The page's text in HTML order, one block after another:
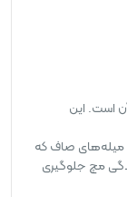
است. این
میله‌های صاف که
مچ جلوگیری